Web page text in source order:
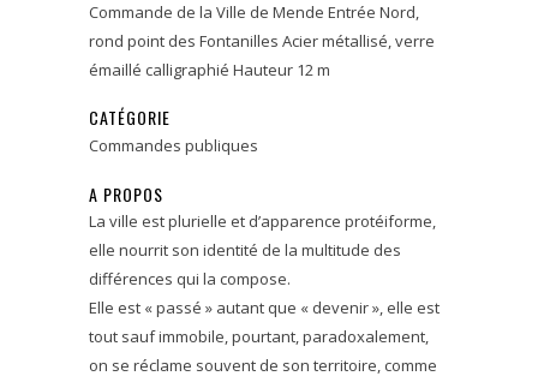
Commande de la Ville de Mende Entrée Nord,
rond point des Fontanilles Acier métallisé, verre
émaillé calligraphié Hauteur 12 m
CATÉGORIE
Commandes publiques
A PROPOS
La ville est plurielle et d’apparence protéiforme,
elle nourrit son identité de la multitude des
différences qui la compose.
Elle est « passé » autant que « devenir », elle est
tout sauf immobile, pourtant, paradoxalement,
on se réclame souvent de son territoire, comme